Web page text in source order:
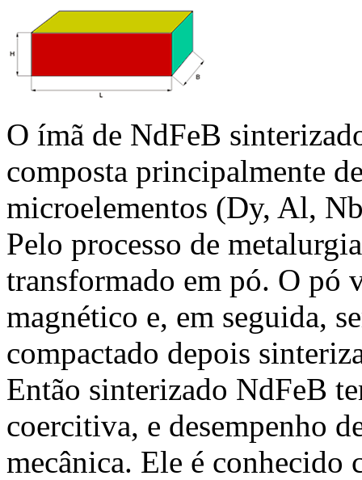
O ímã de NdFeB
composta principalmente
microelementos (Dy, Al,
Pelo processo de
transformado em pó. O pó
magnético e, em seguida,
compactado depois
Então sinterizado NdFeB
coercitiva, e desempenho
mecânica. Ele é